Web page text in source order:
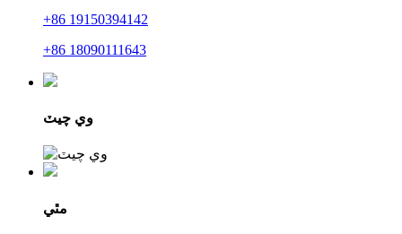
+86 19150394142
+86 18090111643
وي چيٽ
مٿي